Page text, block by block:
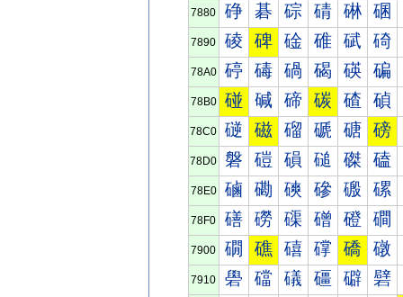
7880 碀 碁 碂 碃 碄 碅
7890 碐 碑 碒 碓 碔 碕
78A0 碠 碡 碢 碣 碤 碥
78B0 碰 碱 碲 碳 碴 碵
78C0 磀 磁 磂 磃 磄 磅
78D0 磐 磑 磒 磓 磔 磕
78E0 磠 磡 磢 磣 磤 磥
78F0 磰 磱 磲 磳 磴 磵
7900 礀 礁 礂 礃 礄 礅
7910 礐 礑 礒 礓 礔 礕